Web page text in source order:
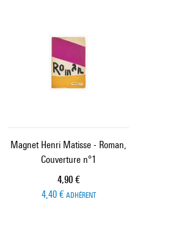
Magnet Henri Matisse - Roman,
Couverture n°1
Prix ​​actuel
4,90 €
4,40 € ADHÉRENT